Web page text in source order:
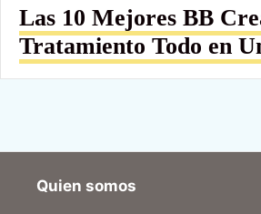
Las 10 Mejores BB
Tratamiento Todo en
Quien somos